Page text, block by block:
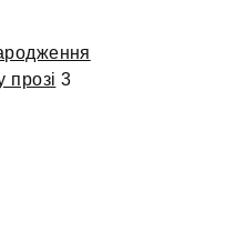
прозі 3